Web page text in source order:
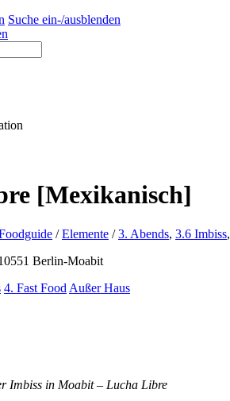
Suche ein-/ausblenden
[Mexikanisch]
/ Elemente / 3. Abends, 3.6 Imbiss,
Berlin-Moabit
4. Fast Food Außer Haus
Imbiss in Moabit – Lucha Libre